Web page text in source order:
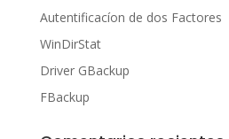
Autentificacíon de dos Factores
WinDirStat
Driver GBackup
FBackup